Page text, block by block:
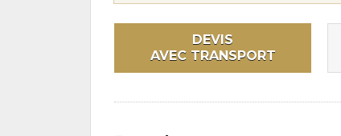
DEVIS
AVEC TRANSPORT